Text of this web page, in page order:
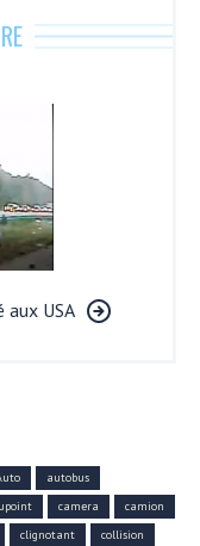
aux USA
autobus
camera
camion
clignotant
collision